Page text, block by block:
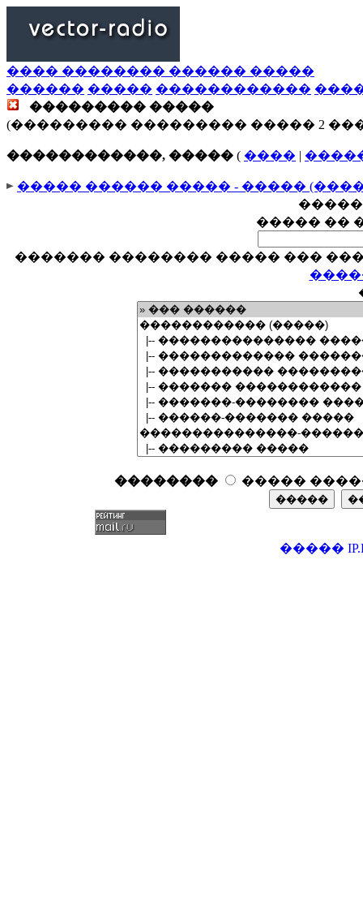
���� �������� ������ �����
������ ����� ������������
��������� �����
(��������� ��������� ����� 2
������������, ����� ( ���� |
����� ������ ����� - �����
����� ��
������� �������� ����� ���
�������� �����
�����